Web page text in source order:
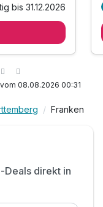
Snackbar
Wellnessbad
&
bis 31.12.2026
08.08.2026 00:31
Franken
Deals direkt in